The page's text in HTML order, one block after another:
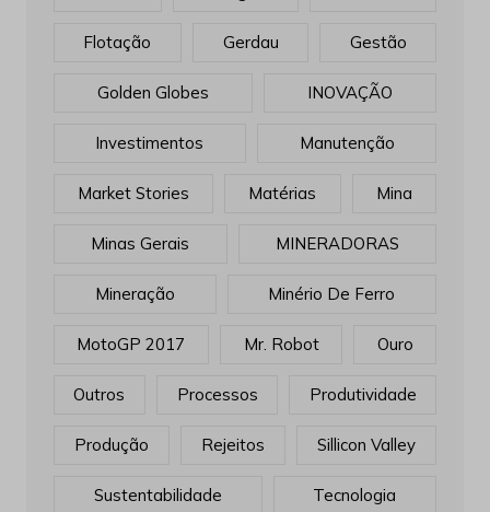
Flotação Gerdau Gestão
Golden Globes INOVAÇÃO
Investimentos Manutenção
Market Stories Matérias Mina
Minas Gerais MINERADORAS
Mineração Minério De Ferro
MotoGP 2017 Mr. Robot Ouro
Outros Processos Produtividade
Produção Rejeitos Sillicon Valley
Sustentabilidade Tecnologia